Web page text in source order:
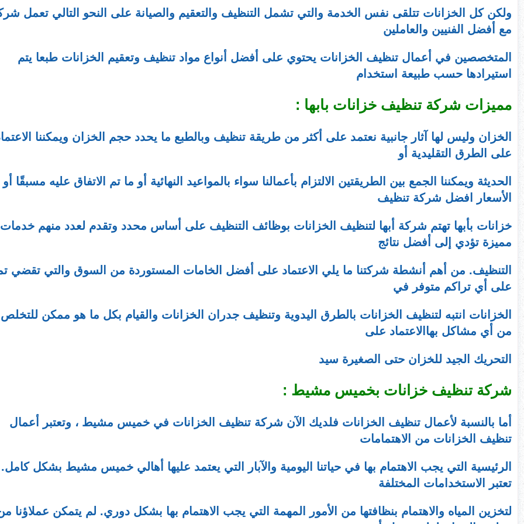
ولكن كل الخزانات تتلقى نفس الخدمة والتي تشمل التنظيف والتعقيم والصيانة على النحو التالي تعمل
مع أفضل الفنيين والعاملين
المتخصصين في أعمال تنظيف الخزانات يحتوي على أفضل أنواع مواد تنظيف وتعقيم الخزانات طبعا يتم
استيرادها حسب طبيعة استخدام
مميزات شركة تنظيف خزانات بابها :
الخزان وليس لها آثار جانبية نعتمد على أكثر من طريقة تنظيف وبالطبع ما يحدد حجم الخزان ويمكننا
على الطرق التقليدية أو
الحديثة ويمكننا الجمع بين الطريقتين الالتزام بأعمالنا سواء بالمواعيد النهائية أو ما تم الاتفاق عليه مسبقًا أو
الأسعار افضل شركة تنظيف
خزانات بأبها تهتم شركة أبها لتنظيف الخزانات بوظائف التنظيف على أساس محدد وتقدم لعدد منهم خدمات
مميزة تؤدي إلى أفضل نتائج
التنظيف. من أهم أنشطة شركتنا ما يلي الاعتماد على أفضل الخامات المستوردة من السوق والتي تقضي
على أي تراكم متوفر في
الخزانات انتبه لتنظيف الخزانات بالطرق اليدوية وتنظيف جدران الخزانات والقيام بكل ما هو ممكن للتخلص
من أي مشاكل بهاالاعتماد على
التحريك الجيد للخزان حتى الصغيرة سيد
شركة تنظيف خزانات بخميس مشيط :
أما بالنسبة لأعمال تنظيف الخزانات فلديك الآن شركة تنظيف الخزانات في خميس مشيط ، وتعتبر أعمال
تنظيف الخزانات من الاهتمامات
الرئيسية التي يجب الاهتمام بها في حياتنا اليومية والآبار التي يعتمد عليها أهالي خميس مشيط بشكل كامل.
تعتبر الاستخدامات المختلفة
لتخزين المياه والاهتمام بنظافتها من الأمور المهمة التي يجب الاهتمام بها بشكل دوري. لم يتمكن عملاؤنا